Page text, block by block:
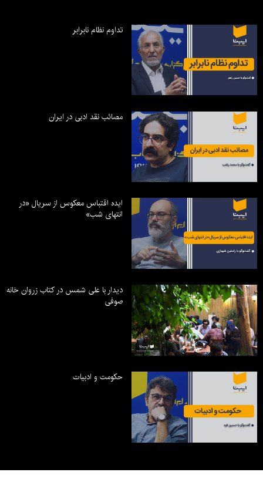
تداوم نظام نابرابر
مصائب نقد ادبی در ایران
ایده اقتباس معکوس از سریال «در
انتهای شب»
دیدار با علی شمس در کتاب زروان خانه
صوفی
حکومت و ادبیات